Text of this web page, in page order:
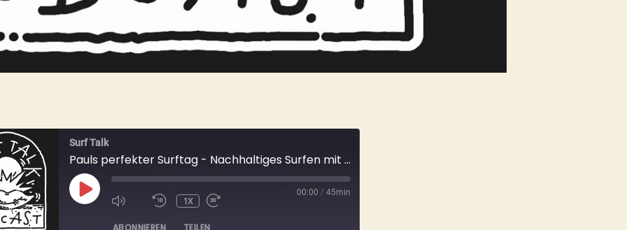
Surf Talk
Pauls perfekter Surftag - Nachhaltiges Surfen mit BOXIO
PLAY
EPISODE
1X
00:00 / 45min